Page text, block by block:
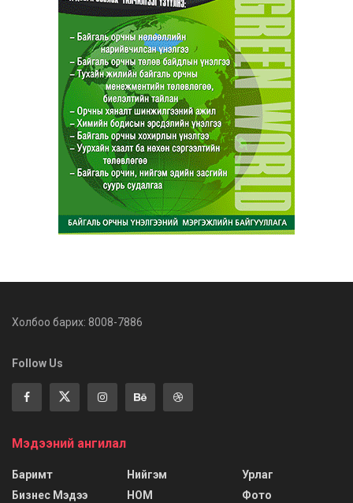
Холбоо барих: 8008-7886
Follow Us
Мэдээний ангилал
Баримт
Бизнес Мэдээ
Нийгэм
НОМ
Урлаг
Фото